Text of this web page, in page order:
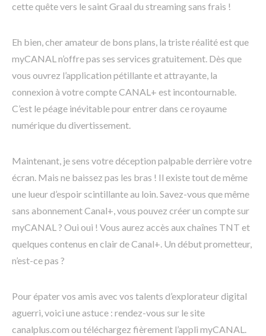
cette quête vers le saint Graal du streaming sans frais !
Eh bien, cher amateur de bons plans, la triste réalité est que
myCANAL n’offre pas ses services gratuitement. Dès que
vous ouvrez l’application pétillante et attrayante, la
connexion à votre compte CANAL+ est incontournable.
C’est le péage inévitable pour entrer dans ce royaume
numérique du divertissement.
Maintenant, je sens votre déception palpable derrière votre
écran. Mais ne baissez pas les bras ! Il existe tout de même
une lueur d’espoir scintillante au loin. Savez-vous que même
sans abonnement Canal+, vous pouvez créer un compte sur
myCANAL ? Oui oui ! Vous aurez accès aux chaînes TNT et
quelques contenus en clair de Canal+. Un début prometteur,
n’est-ce pas ?
Pour épater vos amis avec vos talents d’explorateur digital
aguerri, voici une astuce : rendez-vous sur le site
canalplus.com ou téléchargez fièrement l’appli myCANAL.